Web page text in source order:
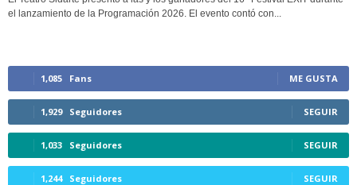
el lanzamiento de la Programación 2026. El evento contó con...
1,085 Fans ME GUSTA
1,929 Seguidores SEGUIR
1,033 Seguidores SEGUIR
1,244 Seguidores SEGUIR